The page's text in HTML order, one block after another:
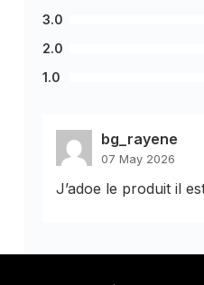
3.0
2.0
1.0
bg_rayene
07 May 2026
J’adoe le produit il